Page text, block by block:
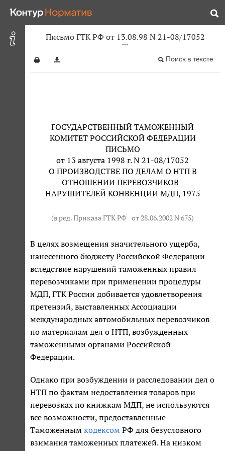
Письмо ГТК РФ от 13.08.98 N 21-08/17052
Поиск в тексте
ГОСУДАРСТВЕННЫЙ ТАМОЖЕННЫЙ
КОМИТЕТ РОССИЙСКОЙ ФЕДЕРАЦИИ
ПИСЬМО
от 13 августа 1998 г. N 21-08/17052
О ПРОИЗВОДСТВЕ ПО ДЕЛАМ О НТП В
ОТНОШЕНИИ ПЕРЕВОЗЧИКОВ -
НАРУШИТЕЛЕЙ КОНВЕНЦИИ МДП, 1975
(в ред. Приказа ГТК РФ от 28.06.2002 N 675)
В целях возмещения значительного ущерба,
нанесенного бюджету Российской Федерации
вследствие нарушений таможенных правил
перевозчиками при применении процедуры
МДП, ГТК России добивается удовлетворения
претензий, выставленных Ассоциации
международных автомобильных перевозчиков
по материалам дел о НТП, возбужденных
таможенными органами Российской
Федерации.
Однако при возбуждении и расследовании дел о
НТП по фактам недоставления товаров при
перевозках по книжкам МДП, не используются
все возможности, предоставленные
Таможенным кодексом РФ для безусловного
взимания таможенных платежей. На низком